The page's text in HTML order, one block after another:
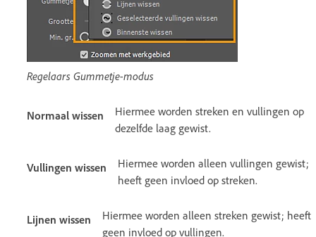
Regelaars Gummetje-modus
Normaal wissen
Hiermee worden streken en vullingen op
dezelfde laag gewist.
Vullingen wissen
Hiermee worden alleen vullingen gewist;
heeft geen invloed op streken.
Lijnen wissen
Hiermee worden alleen streken gewist; heeft
geen invloed op vullingen.